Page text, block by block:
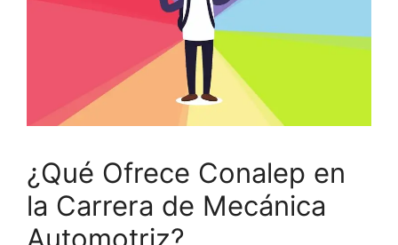
¿Qué Ofrece Conalep en
la Carrera de Mecánica